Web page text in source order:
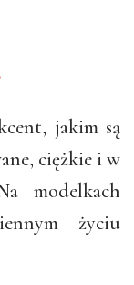
jakim są
ciężkie i w
modelkach
życiu